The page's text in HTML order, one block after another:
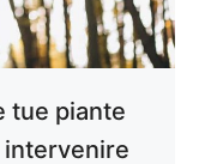
tue piante